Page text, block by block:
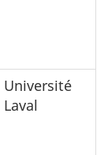
Université
Laval